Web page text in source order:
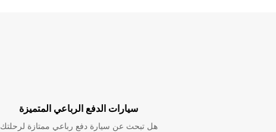
خط سير الرحلة
سيارات الدفع الرباعي المتميزة
هل تبحث عن سيارة دفع رباعي ممتازة لرحلتك